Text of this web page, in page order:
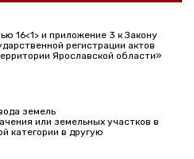
16<1> и приложение 3 к Закону
регистрации актов
Ярославской области»
земель
или земельных участков в
категории в другую